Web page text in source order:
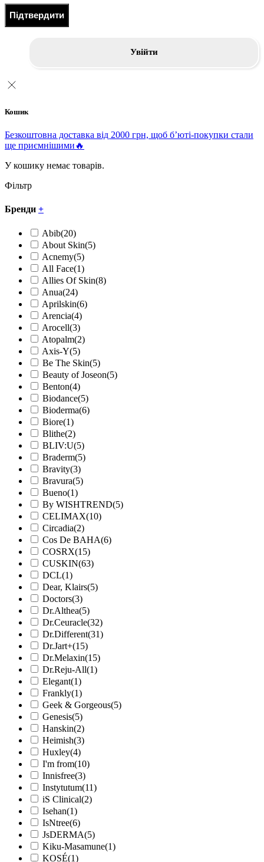
Підтвердити
Увійти
Кошик
Безкоштовна доставка від 2000 грн, щоб б’юті-покупки стали
ще приємнішими🔥
У кошику немає товарів.
Фільтр
Бренди +
Abib(20)
About Skin(5)
Acnemy(5)
All Face(1)
Allies Of Skin(8)
Anua(24)
Aprilskin(6)
Arencia(4)
Arocell(3)
Atopalm(2)
Axis-Y(5)
Be The Skin(5)
Beauty of Joseon(5)
Benton(4)
Biodance(5)
Bioderma(6)
Biore(1)
Blithe(2)
BLIV:U(5)
Braderm(5)
Bravity(3)
Bravura(5)
Bueno(1)
By WISHTREND(5)
CELIMAX(10)
Circadia(2)
Cos De BAHA(6)
COSRX(15)
CUSKIN(63)
DCL(1)
Dear, Klairs(5)
Doctors(3)
Dr.Althea(5)
Dr.Ceuracle(32)
Dr.Different(31)
Dr.Jart+(15)
Dr.Melaxin(15)
Dr.Reju-All(1)
Elegant(1)
Frankly(1)
Geek & Gorgeous(5)
Genesis(5)
Hanskin(2)
Heimish(3)
Huxley(4)
I'm from(10)
Innisfree(3)
Instytutum(11)
iS Clinical(2)
Isehan(1)
IsNtree(6)
JsDERMA(5)
Kiku-Masamune(1)
KOSÉ(1)